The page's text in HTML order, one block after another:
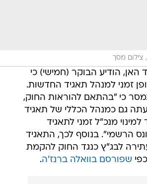
צילום מסך
האן, הודיע הבוקר (חמישי) כי
זמני למנהל תאגיד החדשות.
כי "בהתאם להוראות החוק,
גם כמנהל הכללי של תאגיד
מנכ"ל זמני לתאגיד
הרשמי". בנוסף לכך, התאגיד
לבג"ץ כנגד החוק להקמת
שפורסם בוואלה ברנז'ה.